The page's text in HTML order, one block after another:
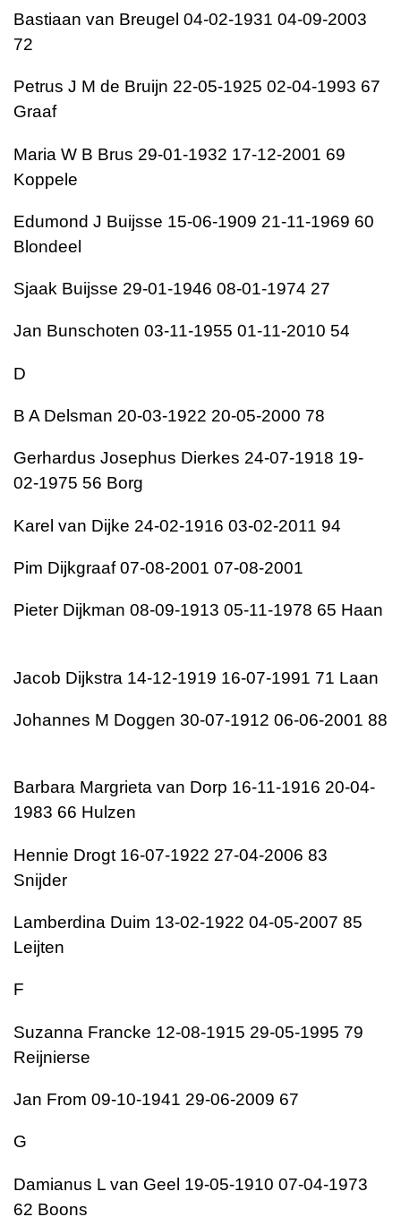
Bastiaan van Breugel 04-02-1931 04-09-2003
72
Petrus J M de Bruijn 22-05-1925 02-04-1993 67
Graaf
Maria W B Brus 29-01-1932 17-12-2001 69
Koppele
Edumond J Buijsse 15-06-1909 21-11-1969 60
Blondeel
Sjaak Buijsse 29-01-1946 08-01-1974 27
Jan Bunschoten 03-11-1955 01-11-2010 54
D
B A Delsman 20-03-1922 20-05-2000 78
Gerhardus Josephus Dierkes 24-07-1918 19-
02-1975 56 Borg
Karel van Dijke 24-02-1916 03-02-2011 94
Pim Dijkgraaf 07-08-2001 07-08-2001
Pieter Dijkman 08-09-1913 05-11-1978 65 Haan
Jacob Dijkstra 14-12-1919 16-07-1991 71 Laan
Johannes M Doggen 30-07-1912 06-06-2001 88
Barbara Margrieta van Dorp 16-11-1916 20-04-
1983 66 Hulzen
Hennie Drogt 16-07-1922 27-04-2006 83
Snijder
Lamberdina Duim 13-02-1922 04-05-2007 85
Leijten
F
Suzanna Francke 12-08-1915 29-05-1995 79
Reijnierse
Jan From 09-10-1941 29-06-2009 67
G
Damianus L van Geel 19-05-1910 07-04-1973
62 Boons